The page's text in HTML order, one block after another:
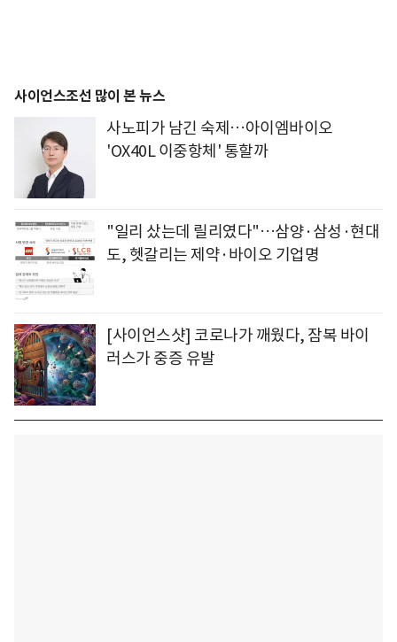
사이언스조선 많이 본 뉴스
사노피가 남긴 숙제…아이엠바이오
'OX40L 이중항체' 통할까
"일리 샀는데 릴리였다"…삼양·삼성·현대
도, 헷갈리는 제약·바이오 기업명
[사이언스샷] 코로나가 깨웠다, 잠복 바이
러스가 중증 유발